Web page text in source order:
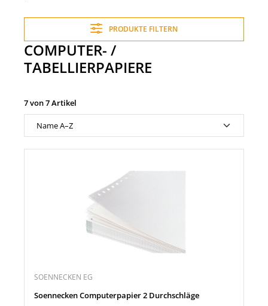
PRODUKTE FILTERN
COMPUTER- /
TABELLIERPAPIERE
7 von 7 Artikel
SOENNECKEN EG
Soennecken Computerpapier 2 Durchschläge